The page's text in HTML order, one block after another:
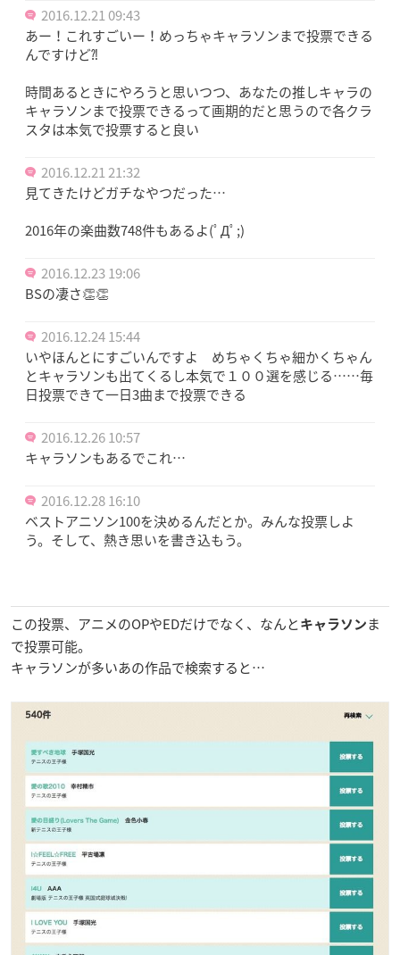
2016.12.21 09:43
あー！これすごいー！めっちゃキャラソンまで投票できる
んですけど⁈
時間あるときにやろうと思いつつ、あなたの推しキャラの
キャラソンまで投票できるって画期的だと思うので各クラ
スタは本気で投票すると良い
2016.12.21 21:32
見てきたけどガチなやつだった…
2016年の楽曲数748件もあるよ(ﾟДﾟ;)
2016.12.23 19:06
BSの凄さ👏👏
2016.12.24 15:44
いやほんとにすごいんですよ めちゃくちゃ細かくちゃん
とキャラソンも出てくるし本気で１００選を感じる……毎
日投票できて一日3曲まで投票できる
2016.12.26 10:57
キャラソンもあるでこれ…
2016.12.28 16:10
ベストアニソン100を決めるんだとか。みんな投票しよ
う。そして、熱き思いを書き込もう。
この投票、アニメのOPやEDだけでなく、なんと キャラソン ま
で投票可能。
キャラソンが多いあの作品で検索すると…